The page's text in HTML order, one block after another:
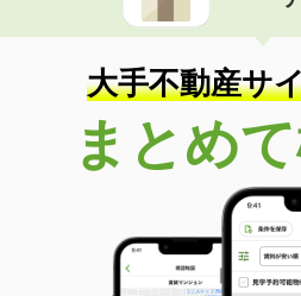
大手不動産サ
まとめ